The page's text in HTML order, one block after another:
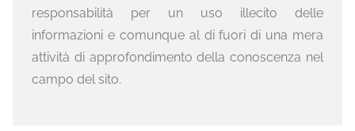
responsabilità per un uso illecito delle
informazioni e comunque al di fuori di una mera
attività di approfondimento della conoscenza nel
campo del sito.